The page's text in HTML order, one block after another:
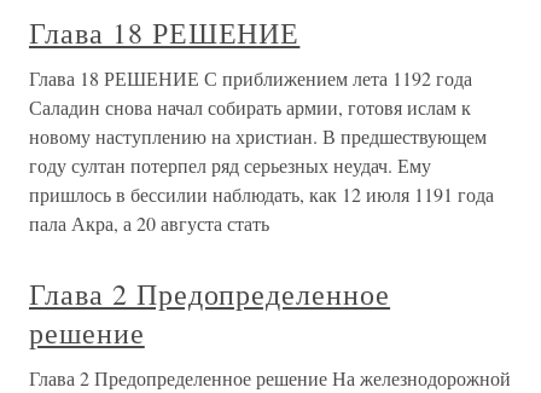
Глава 18 РЕШЕНИЕ
Глава 18 РЕШЕНИЕ С приближением лета 1192 года
Саладин снова начал собирать армии, готовя ислам к
новому наступлению на христиан. В предшествующем
году султан потерпел ряд серьезных неудач. Ему
пришлось в бессилии наблюдать, как 12 июля 1191 года
пала Акра, а 20 августа стать
Глава 2 Предопределенное
решение
Глава 2 Предопределенное решение На железнодорожной